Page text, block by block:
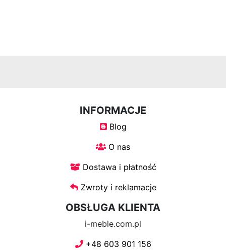
INFORMACJE
Blog
O nas
Dostawa i płatność
Zwroty i reklamacje
OBSŁUGA KLIENTA
i-meble.com.pl
+48 603 901 156